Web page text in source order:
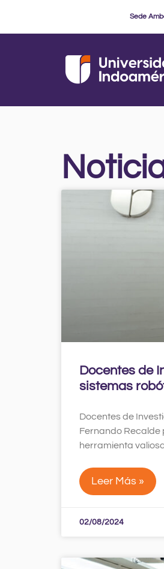
Sede
Docentes de
sistemas
Docentes de
Fernando Recalde
herramienta
Leer Más »
02/08/2024